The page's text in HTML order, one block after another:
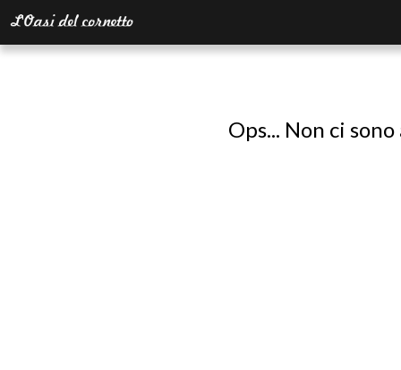
Ops... Non ci